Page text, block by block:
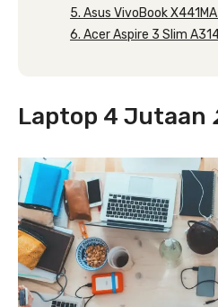
5. Asus VivoBook X441MA
6. Acer Aspire 3 Slim
Laptop 4 Jutaan